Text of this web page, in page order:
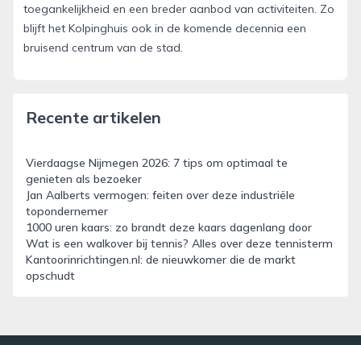
toegankelijkheid en een breder aanbod van activiteiten. Zo
blijft het Kolpinghuis ook in de komende decennia een
bruisend centrum van de stad.
Recente artikelen
Vierdaagse Nijmegen 2026: 7 tips om optimaal te
genieten als bezoeker
Jan Aalberts vermogen: feiten over deze industriële
topondernemer
1000 uren kaars: zo brandt deze kaars dagenlang door
Wat is een walkover bij tennis? Alles over deze tennisterm
Kantoorinrichtingen.nl: de nieuwkomer die de markt
opschudt